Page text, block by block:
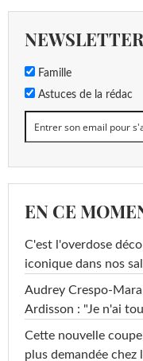
Famille
Astuces de la rédac
EN CE
C'est l'overdose
iconique dans nos
Audrey Crespo-
Ardisson : "Je n'ai
Cette nouvelle
plus demandée